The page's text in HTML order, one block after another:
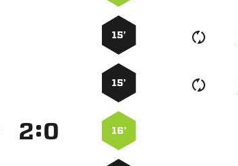
15’
15’
: 16’